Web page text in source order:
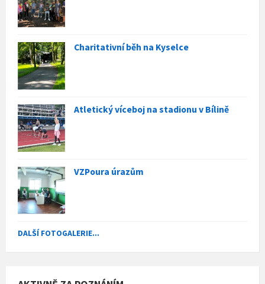
Charitativní běh na Kyselce
Atletický víceboj na stadionu v Bílině
VZPoura úrazům
DALŠÍ FOTOGALERIE...